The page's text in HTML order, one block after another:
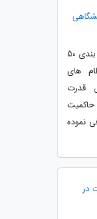
به گزارش خبرنگاران، در این رتبه بندی 50
های
قدرت
حاکمیت
نموده
در